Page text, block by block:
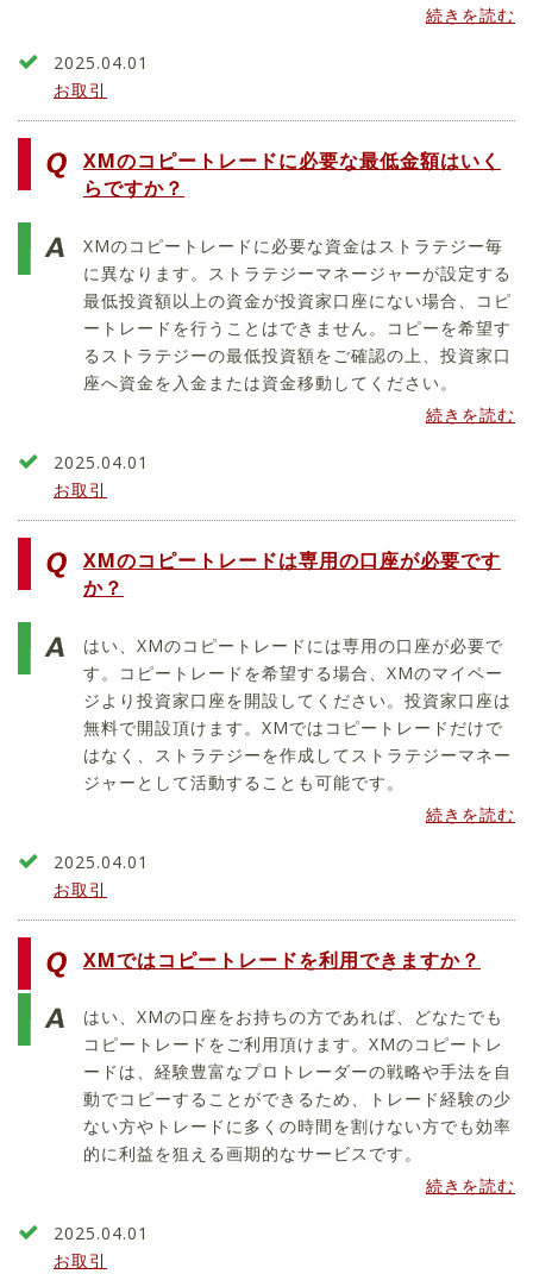
続きを読む
2025.04.01
お取引
XMのコピートレードに必要な最低金額はいく
らですか？
XMのコピートレードに必要な資金はストラテジー毎
に異なります。ストラテジーマネージャーが設定する
最低投資額以上の資金が投資家口座にない場合、コピ
ートレードを行うことはできません。コピーを希望す
るストラテジーの最低投資額をご確認の上、投資家口
座へ資金を入金または資金移動してください。
続きを読む
2025.04.01
お取引
XMのコピートレードは専用の口座が必要です
か？
はい、XMのコピートレードには専用の口座が必要で
す。コピートレードを希望する場合、XMのマイペー
ジより投資家口座を開設してください。投資家口座は
無料で開設頂けます。XMではコピートレードだけで
はなく、ストラテジーを作成してストラテジーマネー
ジャーとして活動することも可能です。
続きを読む
2025.04.01
お取引
XMではコピートレードを利用できますか？
はい、XMの口座をお持ちの方であれば、どなたでも
コピートレードをご利用頂けます。XMのコピートレ
ードは、経験豊富なプロトレーダーの戦略や手法を自
動でコピーすることができるため、トレード経験の少
ない方やトレードに多くの時間を割けない方でも効率
的に利益を狙える画期的なサービスです。
続きを読む
2025.04.01
お取引